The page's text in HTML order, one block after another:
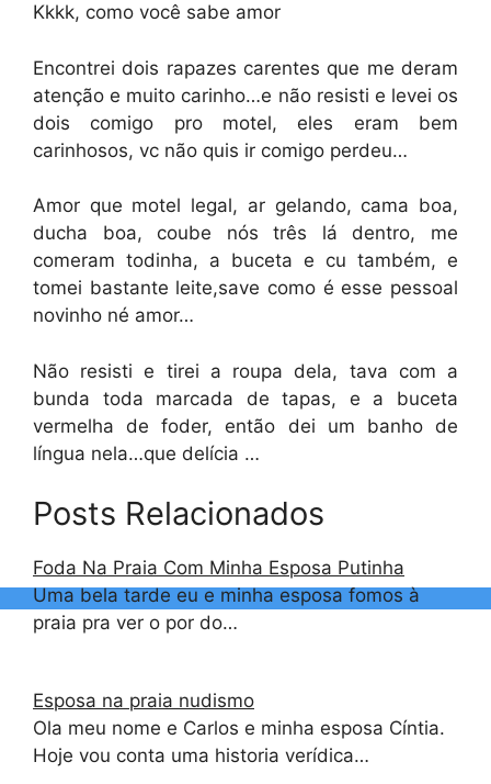
Kkkk, como você sabe amor
Encontrei dois rapazes carentes que me deram
atenção e muito carinho…e não resisti e levei os
dois comigo pro motel, eles eram bem
carinhosos, vc não quis ir comigo perdeu…
Amor que motel legal, ar gelando, cama boa,
ducha boa, coube nós três lá dentro, me
comeram todinha, a buceta e cu também, e
tomei bastante leite,save como é esse pessoal
novinho né amor…
Não resisti e tirei a roupa dela, tava com a
bunda toda marcada de tapas, e a buceta
vermelha de foder, então dei um banho de
língua nela…que delícia …
Posts Relacionados
Foda Na Praia Com Minha Esposa Putinha
Uma bela tarde eu e minha esposa fomos à
praia pra ver o por do…
Esposa na praia nudismo
Ola meu nome e Carlos e minha esposa Cíntia.
Hoje vou conta uma historia verídica…